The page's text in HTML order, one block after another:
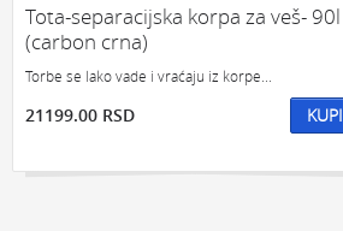
Tota-separacijska korpa za veš- 90l
(carbon crna)
Torbe se lako vade i vraćaju iz korpe...
21199.00 RSD KUPI